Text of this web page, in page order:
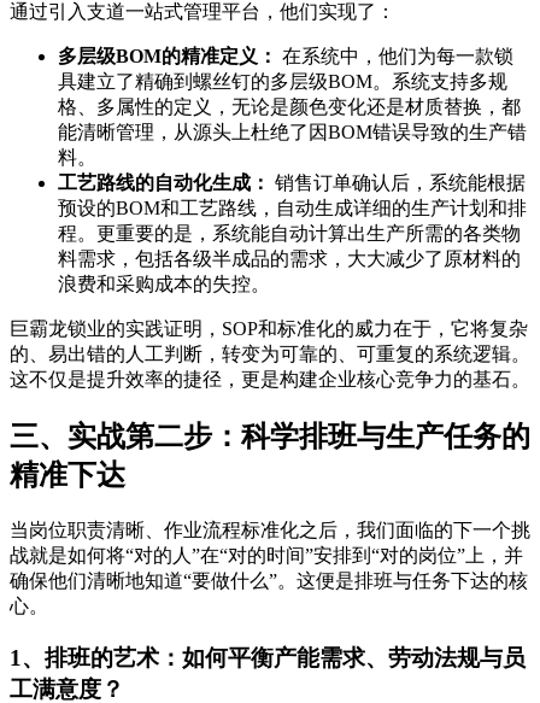
通过引入支道一站式管理平台，他们实现了：
多层级BOM的精准定义： 在系统中，他们为每一款锁
具建立了精确到螺丝钉的多层级BOM。系统支持多规
格、多属性的定义，无论是颜色变化还是材质替换，都
能清晰管理，从源头上杜绝了因BOM错误导致的生产错
料。
工艺路线的自动化生成： 销售订单确认后，系统能根据
预设的BOM和工艺路线，自动生成详细的生产计划和排
程。更重要的是，系统能自动计算出生产所需的各类物
料需求，包括各级半成品的需求，大大减少了原材料的
浪费和采购成本的失控。
巨霸龙锁业的实践证明，SOP和标准化的威力在于，它将复杂
的、易出错的人工判断，转变为可靠的、可重复的系统逻辑。
这不仅是提升效率的捷径，更是构建企业核心竞争力的基石。
三、实战第二步：科学排班与生产任务的
精准下达
当岗位职责清晰、作业流程标准化之后，我们面临的下一个挑
战就是如何将“对的人”在“对的时间”安排到“对的岗位”上，并
确保他们清晰地知道“要做什么”。这便是排班与任务下达的核
心。
1、排班的艺术：如何平衡产能需求、劳动法规与员
工满意度？